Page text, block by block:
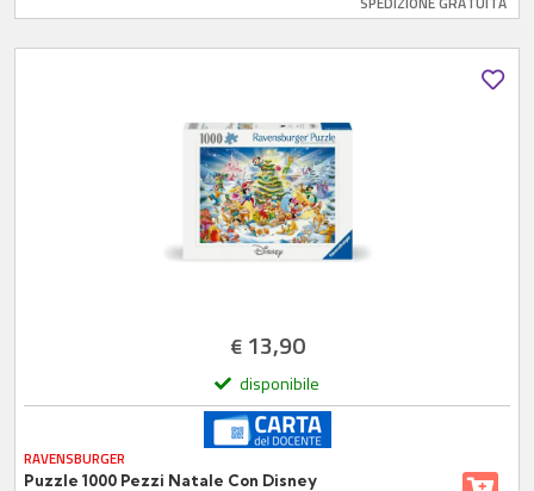
€13,90
disponibile
RAVENSBURGER
Puzzle 1000 Pezzi Natale Con Disney